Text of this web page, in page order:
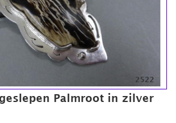
Palmroot in zilver
2522